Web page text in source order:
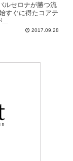
ルセロナが勝つ流
すぐに得たコアテ
2017.09.28